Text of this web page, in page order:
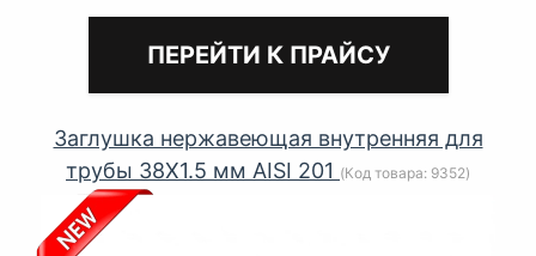
ПЕРЕЙТИ К ПРАЙСУ
Заглушка нержавеющая внутренняя для
трубы 38Х1.5 мм AISI 201 (Код товара: 9352)